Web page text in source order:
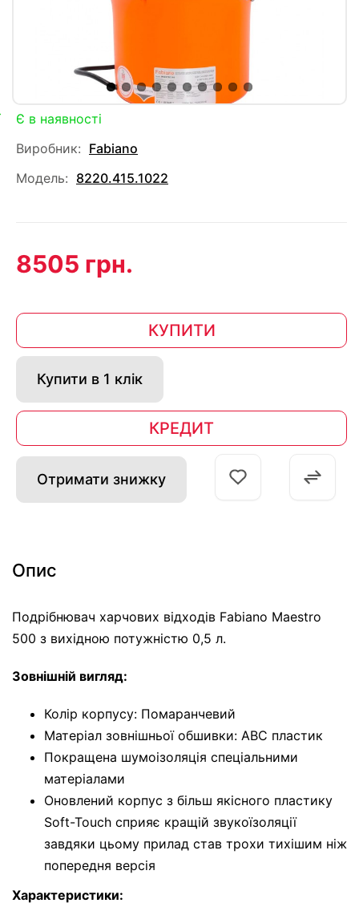
Є в наявності
Виробник: Fabiano
Модель: 8220.415.1022
8505 грн.
КУПИТИ
Купити в 1 клік
КРЕДИТ
Отримати знижку
Опис
Подрібнювач харчових відходів Fabiano Maestro
500 з вихідною потужністю 0,5 л.
Зовнішній вигляд:
Колір корпусу: Помаранчевий
Матеріал зовнішньої обшивки: АВС пластик
Покращена шумоізоляція спеціальними
матеріалами
Оновлений корпус з більш якісного пластику
Soft-Touch сприяє кращій звукоїзоляції
завдяки цьому прилад став трохи тихішим ніж
попередня версія
Характеристики: